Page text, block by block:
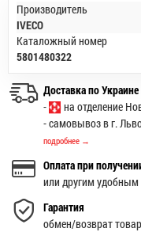
Производитель
IVECO
Каталожный номер
5801480322
Доставка по Украине
-
на отделение
- самовывоз в г.
подробнее →
Оплата при
или другим удобным
Гарантия
обмен/возврат